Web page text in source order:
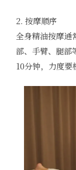
2. 按摩顺序
全身精油按摩通
部、手臂、腿部
10分钟，力度要